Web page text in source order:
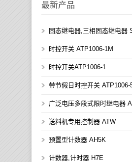
最新产品
固态继电器,三相固态继电器
时控开关 ATP1006-1M
时控开关ATP1006-1
带节假日时控开关 ATP1006-
广泛电压多段式限时继电器
送料机专用控制器 ATW
预置型计数器 AH5K
计数器,计时器 H7E